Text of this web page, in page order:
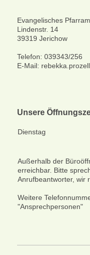
Evangelisches
Lindenstr. 14
39319 Jerichow
Telefon: 039343/256
E-Mail:
Unsere
Dienstag
Außerhalb der
erreichbar. Bitte
Anrufbeantworter, wir
Weitere
"Ansprechpersonen"